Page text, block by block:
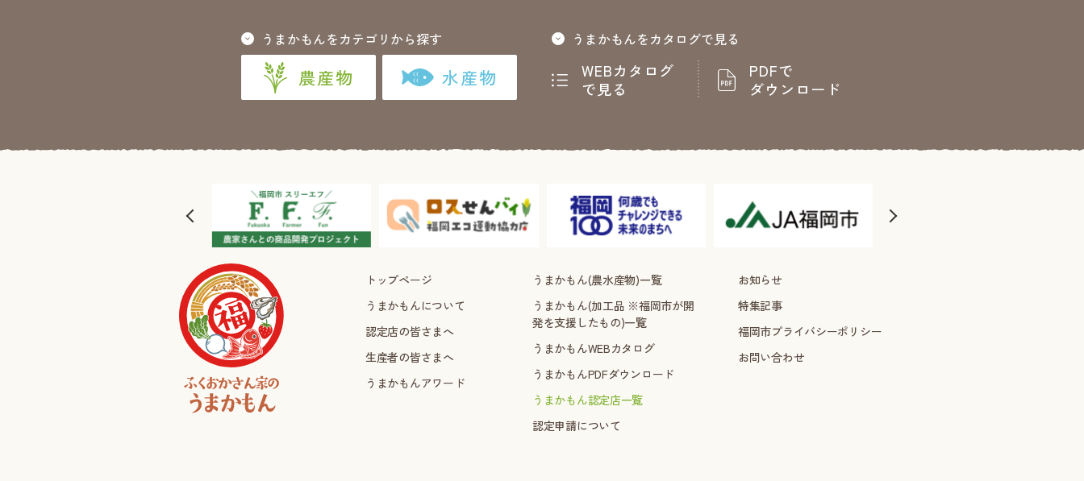
うまかもんをカテゴリから探す
農産物 水産物
うまかもんをカタログで見る
WEBカタログ
で見る
PDFで
ダウンロード
トップページ
うまかもんについて
認定店の皆さまへ
生産者の皆さまへ
うまかもんアワード
うまかもん(農水産物)一覧
うまかもん(加工品 ※福岡市が開
発を支援したもの)一覧
うまかもんWEBカタログ
うまかもんPDFダウンロード
うまかもん認定店一覧
認定申請について
お知らせ
特集記事
福岡市プライバシーポリシー
お問い合わせ